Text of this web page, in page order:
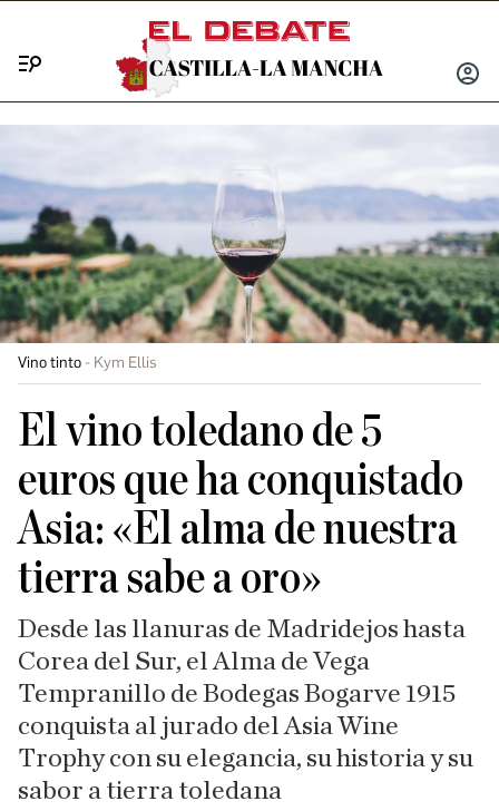
INICIAR
Vino tinto Kym Ellis
El vino toledano de 5
euros que ha conquistado
Asia: «El alma de nuestra
tierra sabe a oro»
Desde las llanuras de Madridejos hasta
Corea del Sur, el Alma de Vega
Tempranillo de Bodegas Bogarve 1915
conquista al jurado del Asia Wine
Trophy con su elegancia, su historia y su
sabor a tierra toledana